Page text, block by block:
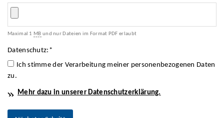
Maximal 1 MB und nur Dateien im Format PDF erlaubt
Datenschutz: *
Ich stimme der Verarbeitung meiner personenbezogenen Daten
zu.
Mehr dazu in unserer Datenschutzerklärung.